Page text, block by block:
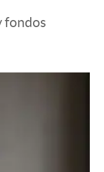
fondos